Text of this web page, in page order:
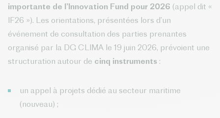
importante de l’Innovation Fund pour 2026 (appel dit «
IF26 »). Les orientations, présentées lors d’un
événement de consultation des parties prenantes
organisé par la DG CLIMA le 19 juin 2026, prévoient une
structuration autour de cinq instruments :
un appel à projets dédié au secteur maritime
(nouveau) ;